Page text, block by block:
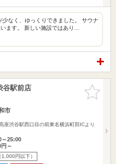
少なく、ゆっくりできました。 サウナ
ます。 新しい施設ではあり…
お気に入
りに追加
谷駅前店
市
座渋谷駅西口目の前東名横浜町田ICより
～25:00
～
円以下）